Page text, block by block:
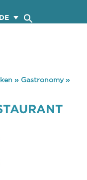
DE
» Gastronomy»